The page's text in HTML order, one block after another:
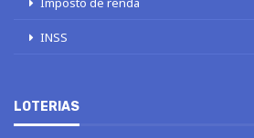
INSS
LOTERIAS